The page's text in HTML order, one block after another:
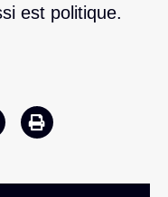
est politique.